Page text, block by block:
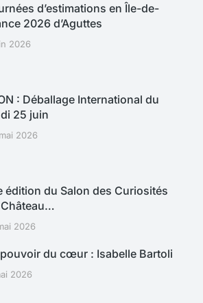
d’estimations en Île-de-
2026 d’Aguttes
2026
: Déballage International du
25 juin
2026
édition du Salon des Curiosités
2026
du cœur : Isabelle Bartoli
2026